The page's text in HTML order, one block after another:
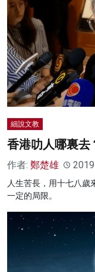
細說文教
香港叻人哪裏去
作者: 鄭楚雄
人生苦長，用十七八歲
一定的局限。